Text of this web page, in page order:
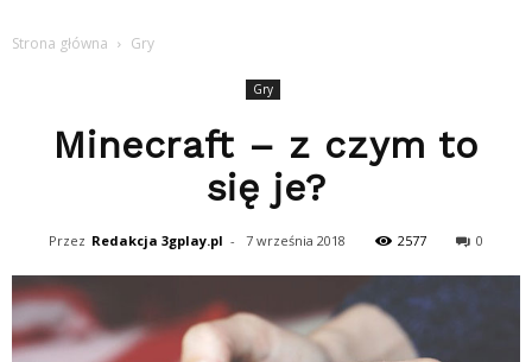
Strona główna Gry
Gry
Minecraft – z czym to
się je?
Przez Redakcja 3gplay.pl - 7 września 2018 2577 0